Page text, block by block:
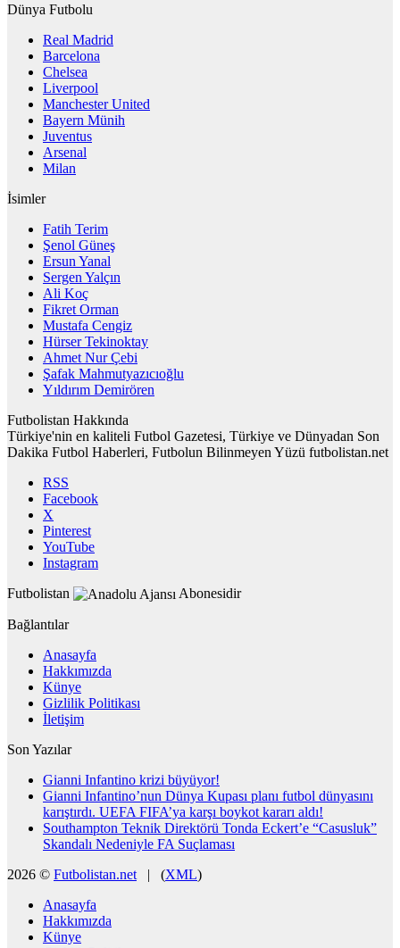
Dünya Futbolu
Real Madrid
Barcelona
Chelsea
Liverpool
Manchester United
Bayern Münih
Juventus
Arsenal
Milan
İsimler
Fatih Terim
Şenol Güneş
Ersun Yanal
Sergen Yalçın
Ali Koç
Fikret Orman
Mustafa Cengiz
Hürser Tekinoktay
Ahmet Nur Çebi
Şafak Mahmutyazıcıoğlu
Yıldırım Demirören
Futbolistan Hakkında
Türkiye'nin en kaliteli Futbol Gazetesi, Türkiye ve Dünyadan Son
Dakika Futbol Haberleri, Futbolun Bilinmeyen Yüzü futbolistan.net
RSS
Facebook
X
Pinterest
YouTube
Instagram
Futbolistan
Abonesidir
Bağlantılar
Anasayfa
Hakkımızda
Künye
Gizlilik Politikası
İletişim
Son Yazılar
Gianni Infantino krizi büyüyor!
Gianni Infantino’nun Dünya Kupası planı futbol dünyasını
karıştırdı. UEFA FIFA’ya karşı boykot kararı aldı!
Southampton Teknik Direktörü Tonda Eckert’e “Casusluk”
Skandalı Nedeniyle FA Suçlaması
2026 © Futbolistan.net | (XML)
Anasayfa
Hakkımızda
Künye